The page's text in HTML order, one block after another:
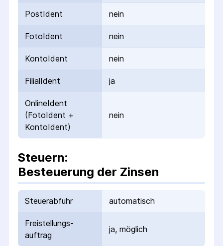
PostIdent nein
FotoIdent nein
KontoIdent nein
FilialIdent ja
OnlineIdent
(FotoIdent +
KontoIdent)
nein
Steuern:
Besteuerung der Zinsen
Steuerabfuhr automatisch
Freistellungs­
auftrag
ja, möglich